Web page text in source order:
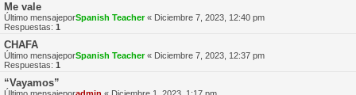
Me vale
Último mensajeporSpanish Teacher« Diciembre 7, 2023, 12:40 pm
Respuestas: 1
CHAFA
Último mensajeporSpanish Teacher« Diciembre 7, 2023, 12:37 pm
Respuestas: 1
“Vayamos”